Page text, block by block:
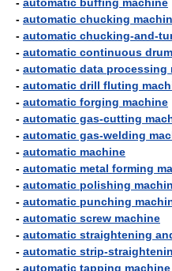
- automatic chucking
- automatic chucking-and-
- automatic continuous
- automatic data processing
- automatic drill fluting
- automatic forging machine
- automatic gas-cutting
- automatic gas-welding
- automatic machine
- automatic metal forming
- automatic polishing
- automatic punching
- automatic screw machine
- automatic straightening
- automatic strip-
- automatic tapping machine